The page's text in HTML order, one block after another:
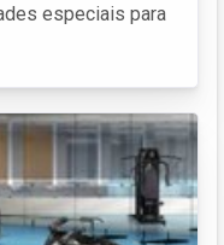
especiais para